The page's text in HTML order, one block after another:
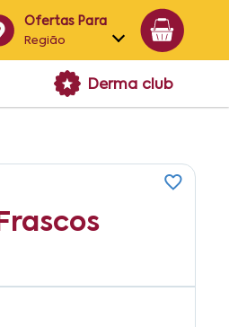
Ofertas Para
Região
Alagoas
Derma club